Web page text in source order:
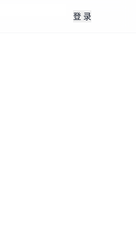
登 录